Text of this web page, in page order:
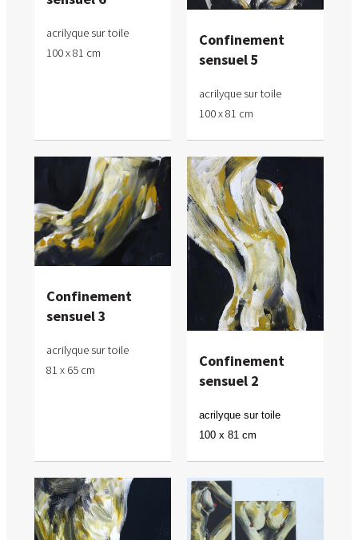
acrilyque sur toile
100 x 81 cm
Confinement
sensuel 5
acrilyque sur toile
100 x 81 cm
Confinement
sensuel 3
acrilyque sur toile
81 x 65 cm
Confinement
sensuel 2
acrilyque sur toile
100 x 81 cm